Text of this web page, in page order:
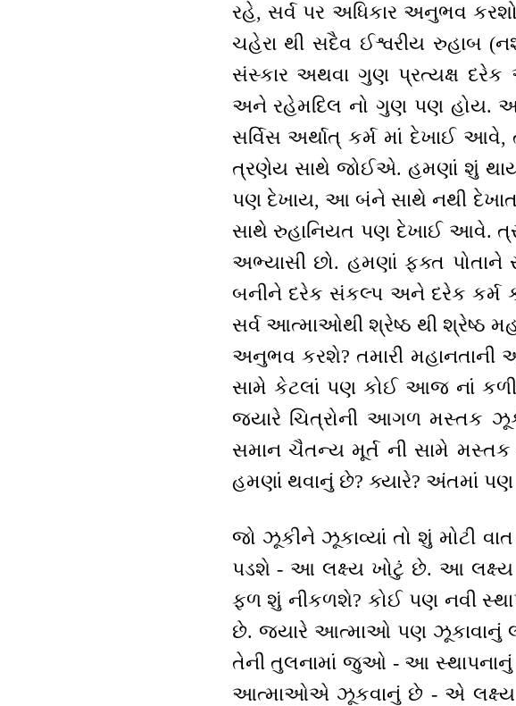
રહે, સર્વ પર અધિકાર અનુભવ
ચહેરા થી સદૈવ ઈશ્વરીય રુહાબ
સંસ્કાર અથવા ગુણ પ્રત્યક્ષ
અને રહેમદિલ નો ગુણ પણ હોય. આ
સર્વિસ અર્થાત્ કર્મ માં દેખાઈ
ત્રણેય સાથે જોઈએ. હમણાં શું થાય
પણ દેખાય, આ બંને સાથે નથી
સાથે રુહાનિયત પણ દેખાઈ આવે.
અભ્યાસી છો. હમણાં ફક્ત
બનીને દરેક સંકલ્પ અને દરેક કર્મ
સર્વ આત્માઓથી શ્રેષ્ઠ થી શ્રેષ્ઠ
અનુભવ કરશે? તમારી
સામે કેટલાં પણ કોઈ આજ નાં
જ્યારે ચિત્રોની આગળ મસ્તક
સમાન ચૈતન્ય મૂર્ત ની સામે
હમણાં થવાનું છે? ક્યારે? અંતમાં
જો ઝૂકીને ઝૂકાવ્યાં તો શું મોટી
પડશે - આ લક્ષ્ય ખોટું છે. આ
ફળ શું નીકળશે? કોઈ પણ નવી
છે. જ્યારે આત્માઓ પણ ઝૂકાવાનું
તેની તુલનામાં જુઓ - આ
આત્માઓએ ઝૂકવાનું છે - એ લક્ષ્ય